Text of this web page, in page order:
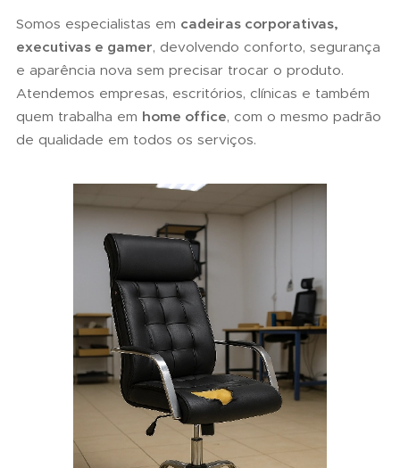
Somos especialistas em cadeiras corporativas,
executivas e gamer, devolvendo conforto, segurança
e aparência nova sem precisar trocar o produto.
Atendemos empresas, escritórios, clínicas e também
quem trabalha em home office, com o mesmo padrão
de qualidade em todos os serviços.